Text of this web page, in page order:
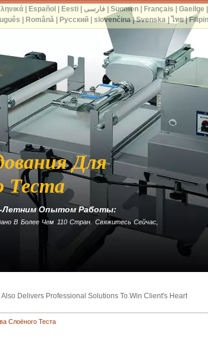
Для
Теста
Летним Опытом Работы:
В Более Чем 110 Стран. Свяжитесь Сейчас,
Delivers Professional Solutions To Win Client's Heart
Слоёного Теста
| Español Eesti| فارسی| Suomen| Français Gaeilge
Română Русский |slovenčina|Svenska |ไทย|